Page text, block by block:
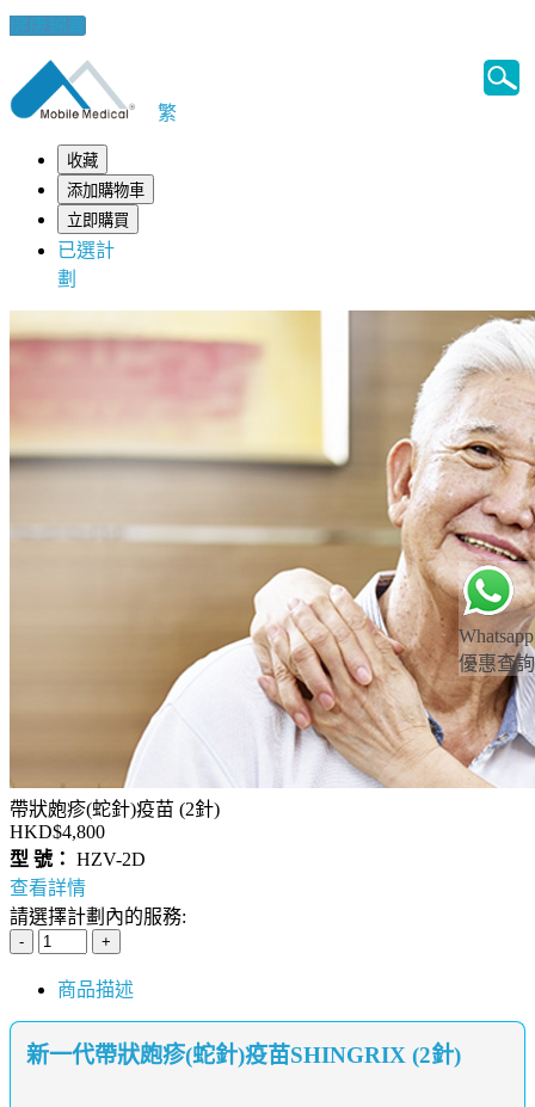
健康錦囊
Whatsapp
優惠查詢
繁
收藏
添加購物車
立即購買
已選計
劃
帶狀皰疹(蛇針)疫苗 (2針)
HKD$4,800
型 號： HZV-2D
查看詳情
請選擇計劃內的服務:
商品描述
新一代帶狀皰疹(蛇針)疫苗SHINGRIX (2針)